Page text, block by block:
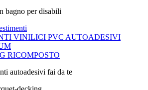
VINILICI PVC AUTOADESIVI
RICOMPOSTO